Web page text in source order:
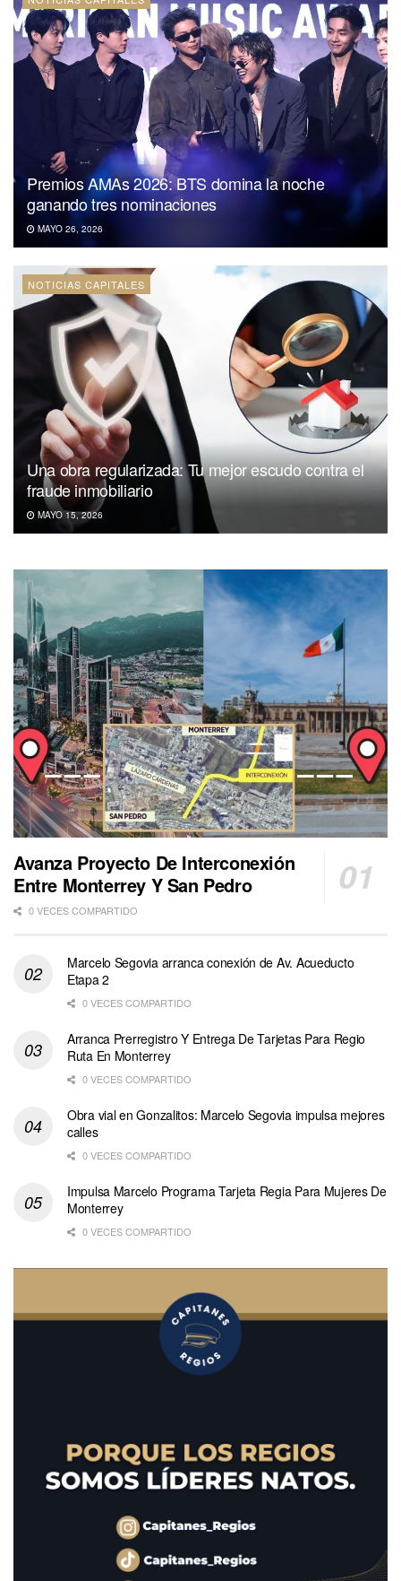
Premios AMAs 2026: BTS domina la noche
ganando tres nominaciones
MAYO 26, 2026
NOTICIAS CAPITALES
Una obra regularizada: Tu mejor escudo contra el
fraude inmobiliario
MAYO 15, 2026
Avanza Proyecto De Interconexión
Entre Monterrey Y San Pedro
0 VECES COMPARTIDO
Marcelo Segovia arranca conexión de Av. Acueducto
Etapa 2
0 VECES COMPARTIDO
Arranca Prerregistro Y Entrega De Tarjetas Para Regio
Ruta En Monterrey
0 VECES COMPARTIDO
Obra vial en Gonzalitos: Marcelo Segovia impulsa mejores
calles
0 VECES COMPARTIDO
Impulsa Marcelo Programa Tarjeta Regia Para Mujeres De
Monterrey
0 VECES COMPARTIDO